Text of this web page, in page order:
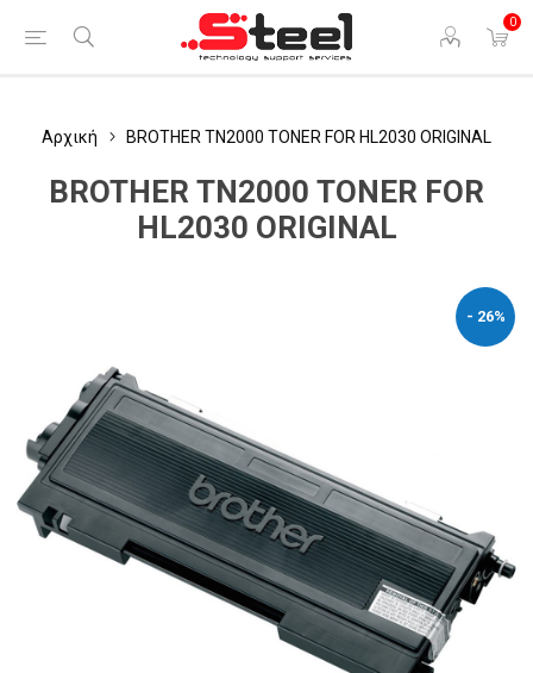
0
Αρχική BROTHER ΤΝ2000 TONER FOR HL2030 ORIGINAL
BROTHER ΤΝ2000 TONER FOR
HL2030 ORIGINAL
- 26%